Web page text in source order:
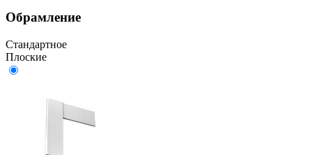
Обрамление
Стандартное
Плоские